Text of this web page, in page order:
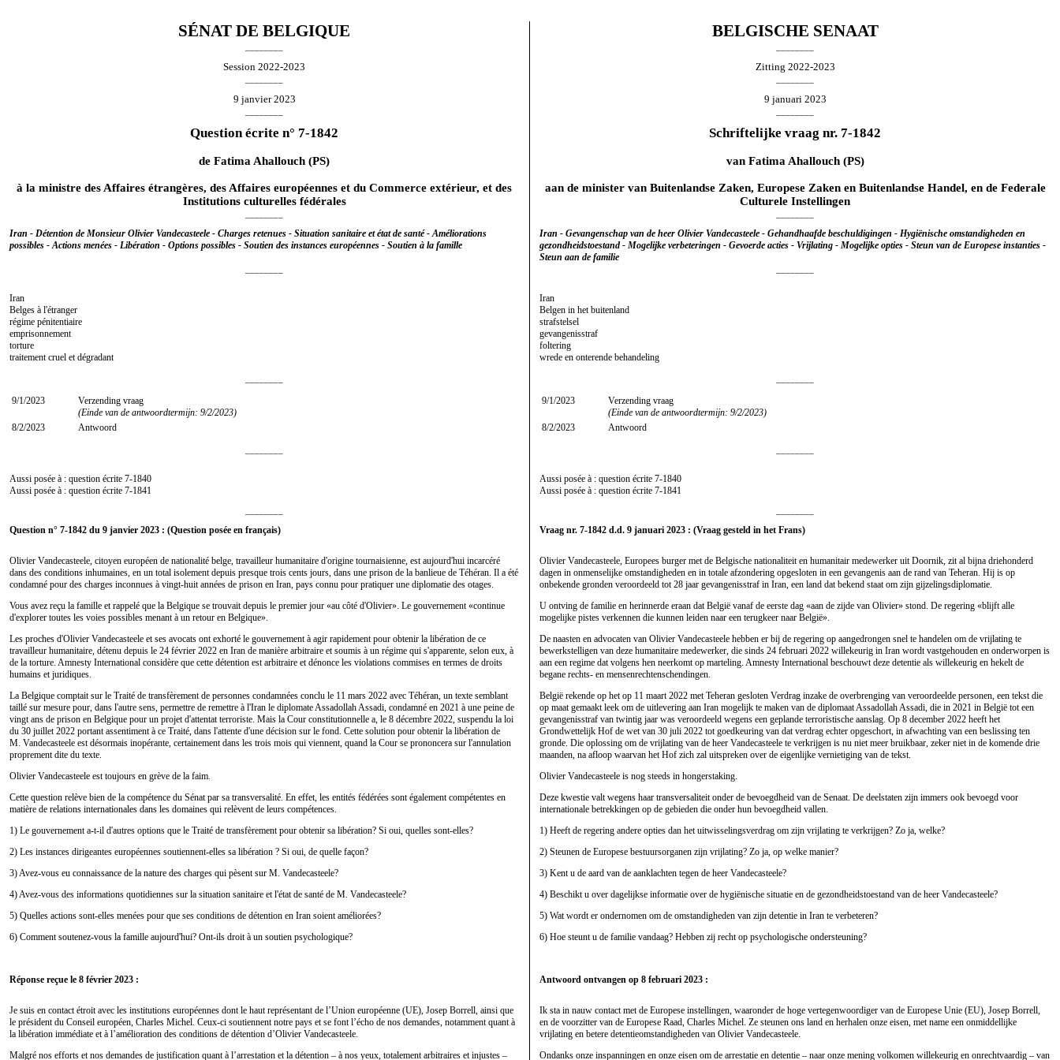
SÉNAT DE BELGIQUE BELGISCHE SENAAT
Session 2022-2023 Zitting 2022-2023
9 janvier 2023 9 januari 2023
Question écrite n° 7-1842 Schriftelijke vraag nr. 7-1842
deFatima Ahallouch (PS) van Fatima Ahallouch(PS)
à la ministre des Affaires étrangères, des Affaires européennes et du Commerce extérieur, et des
Institutions culturelles fédérales
aan de minister van Buitenlandse Zaken, Europese Zaken en Buitenlandse Handel, en de Federale
Culturele Instellingen
Iran - Détention de Monsieur Olivier Vandecasteele - Charges retenues - Situation sanitaire et état de santé - Améliorations
possibles - Actions menées - Libération - Options possibles - Soutien des instances européennes - Soutien à la famille
Iran - Gevangenschap van de heer Olivier Vandecasteele - Gehandhaafde beschuldigingen - Hygiënische omstandigheden en
gezondheidstoestand - Mogelijke verbeteringen - Gevoerde acties - Vrijlating - Mogelijke opties - Steun van de Europese instanties -
Steun aan de familie
Iran
Belges à l'étranger
régime pénitentiaire
emprisonnement
torture
traitement cruel et dégradant
Iran
Belgen in het buitenland
strafstelsel
gevangenisstraf
foltering
wrede en onterende behandeling
9/1/2023
Verzending vraag
(Einde van de antwoordtermijn: 9/2/2023)
8/2/2023
Antwoord
9/1/2023
Verzending vraag
(Einde van de antwoordtermijn: 9/2/2023)
8/2/2023
Antwoord
Aussi posée à : question écrite 7-1840
Aussi posée à : question écrite 7-1841
Aussi posée à : question écrite 7-1840
Aussi posée à : question écrite 7-1841
Question n° 7-1842 du 9 janvier 2023 : (Question posée en français) Vraag nr. 7-1842 d.d. 9 januari 2023 : (Vraag gesteld in het Frans)
Olivier Vandecasteele, citoyen européen de nationalité belge, travailleur humanitaire d'origine tournaisienne, est aujourd'hui incarcéré
dans des conditions inhumaines, en un total isolement depuis presque trois cents jours, dans une prison de la banlieue de Téhéran. Il a été
condamné pour des charges inconnues à vingt-huit années de prison en Iran, pays connu pour pratiquer une diplomatie des otages.
Vous avez reçu la famille et rappelé que la Belgique se trouvait depuis le premier jour «au côté d'Olivier». Le gouvernement «continue
d'explorer toutes les voies possibles menant à un retour en Belgique».
Les proches d'Olivier Vandecasteele et ses avocats ont exhorté le gouvernement à agir rapidement pour obtenir la libération de ce
travailleur humanitaire, détenu depuis le 24 février 2022 en Iran de manière arbitraire et soumis à un régime qui s'apparente, selon eux, à
de la torture. Amnesty International considère que cette détention est arbitraire et dénonce les violations commises en termes de droits
humains et juridiques.
La Belgique comptait sur le Traité de transfèrement de personnes condamnées conclu le 11 mars 2022 avec Téhéran, un texte semblant
taillé sur mesure pour, dans l'autre sens, permettre de remettre à l'Iran le diplomate Assadollah Assadi, condamné en 2021 à une peine de
vingt ans de prison en Belgique pour un projet d'attentat terroriste. Mais la Cour constitutionnelle a, le 8 décembre 2022, suspendu la loi
du 30 juillet 2022 portant assentiment à ce Traité, dans l'attente d'une décision sur le fond. Cette solution pour obtenir la libération de
M. Vandecasteele est désormais inopérante, certainement dans les trois mois qui viennent, quand la Cour se prononcera sur l'annulation
proprement dite du texte.
Olivier Vandecasteele est toujours en grève de la faim.
Cette question relève bien de la compétence du Sénat par sa transversalité. En effet, les entités fédérées sont également compétentes en
matière de relations internationales dans les domaines qui relèvent de leurs compétences.
1) Le gouvernement a-t-il d'autres options que le Traité de transfèrement pour obtenir sa libération? Si oui, quelles sont-elles?
2) Les instances dirigeantes européennes soutiennent-elles sa libération ? Si oui, de quelle façon?
3) Avez-vous eu connaissance de la nature des charges qui pèsent sur M. Vandecasteele?
4) Avez-vous des informations quotidiennes sur la situation sanitaire et l'état de santé de M. Vandecasteele?
5) Quelles actions sont-elles menées pour que ses conditions de détention en Iran soient améliorées?
6) Comment soutenez-vous la famille aujourd'hui? Ont-ils droit à un soutien psychologique?
Olivier Vandecasteele, Europees burger met de Belgische nationaliteit en humanitair medewerker uit Doornik, zit al bijna driehonderd
dagen in onmenselijke omstandigheden en in totale afzondering opgesloten in een gevangenis aan de rand van Teheran. Hij is op
onbekende gronden veroordeeld tot 28 jaar gevangenisstraf in Iran, een land dat bekend staat om zijn gijzelingsdiplomatie.
U ontving de familie en herinnerde eraan dat België vanaf de eerste dag «aan de zijde van Olivier» stond. De regering «blijft alle
mogelijke pistes verkennen die kunnen leiden naar een terugkeer naar België».
De naasten en advocaten van Olivier Vandecasteele hebben er bij de regering op aangedrongen snel te handelen om de vrijlating te
bewerkstelligen van deze humanitaire medewerker, die sinds 24 februari 2022 willekeurig in Iran wordt vastgehouden en onderworpen is
aan een regime dat volgens hen neerkomt op marteling. Amnesty International beschouwt deze detentie als willekeurig en hekelt de
begane rechts- en mensenrechtenschendingen.
België rekende op het op 11 maart 2022 met Teheran gesloten Verdrag inzake de overbrenging van veroordeelde personen, een tekst die
op maat gemaakt leek om de uitlevering aan Iran mogelijk te maken van de diplomaat Assadollah Assadi, die in 2021 in België tot een
gevangenisstraf van twintig jaar was veroordeeld wegens een geplande terroristische aanslag. Op 8 december 2022 heeft het
Grondwettelijk Hof de wet van 30 juli 2022 tot goedkeuring van dat verdrag echter opgeschort, in afwachting van een beslissing ten
gronde. Die oplossing om de vrijlating van de heer Vandecasteele te verkrijgen is nu niet meer bruikbaar, zeker niet in de komende drie
maanden, na afloop waarvan het Hof zich zal uitspreken over de eigenlijke vernietiging van de tekst.
Olivier Vandecasteele is nog steeds in hongerstaking.
Deze kwestie valt wegens haar transversaliteit onder de bevoegdheid van de Senaat. De deelstaten zijn immers ook bevoegd voor
internationale betrekkingen op de gebieden die onder hun bevoegdheid vallen.
1) Heeft de regering andere opties dan het uitwisselingsverdrag om zijn vrijlating te verkrijgen? Zo ja, welke?
2) Steunen de Europese bestuursorganen zijn vrijlating? Zo ja, op welke manier?
3) Kent u de aard van de aanklachten tegen de heer Vandecasteele?
4) Beschikt u over dagelijkse informatie over de hygiënische situatie en de gezondheidstoestand van de heer Vandecasteele?
5) Wat wordt er ondernomen om de omstandigheden van zijn detentie in Iran te verbeteren?
6) Hoe steunt u de familie vandaag? Hebben zij recht op psychologische ondersteuning?
Réponse reçue le 8 février 2023 : Antwoord ontvangen op 8 februari 2023 :
Je suis en contact étroit avec les institutions européennes dont le haut représentant de l’Union européenne (UE), Josep Borrell, ainsi que
le président du Conseil européen, Charles Michel. Ceux-ci soutiennent notre pays et se font l’écho de nos demandes, notamment quant à
la libération immédiate et à l’amélioration des conditions de détention d’Olivier Vandecasteele.
Malgré nos efforts et nos demandes de justification quant à l’arrestation et la détention – à nos yeux, totalement arbitraires et injustes –
Ik sta in nauw contact met de Europese instellingen, waaronder de hoge vertegenwoordiger van de Europese Unie (EU), Josep Borrell,
en de voorzitter van de Europese Raad, Charles Michel. Ze steunen ons land en herhalen onze eisen, met name een onmiddellijke
vrijlating en betere detentieomstandigheden van Olivier Vandecasteele.
Ondanks onze inspanningen en onze eisen om de arrestatie en detentie – naar onze mening volkomen willekeurig en onrechtvaardig – van